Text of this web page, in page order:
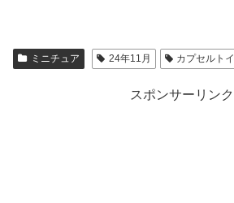
ミニチュア 24年11月 カプセルトイ
スポンサーリンク